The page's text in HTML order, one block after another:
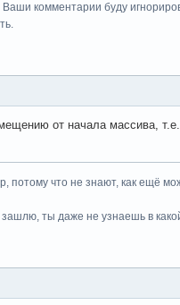
комментарии буду
от начала массива,
потому что не знают, как ещё
зашлю, ты даже не узнаешь в